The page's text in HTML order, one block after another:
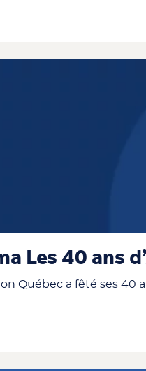
Les 40 ans
Québec a fêté ses 40